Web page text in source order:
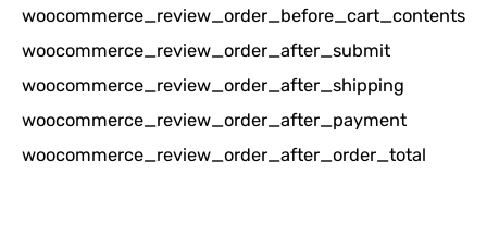
i
u
n
t
u
woocommerce_review_order_before_cart_contents
woocommerce_review_order_after_submit
woocommerce_review_order_after_shipping
woocommerce_review_order_after_payment
woocommerce_review_order_after_order_total